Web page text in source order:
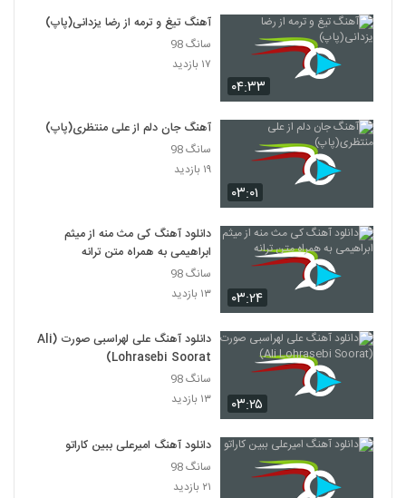
4837
دانلود آهنگ رد شو از دلم از میلاد اقبالی
آهنگ دیوونه از راما (جدید)(پاپ)
۲۸۶ بازدید
دانلود آهنگ محمد متین فقط تو
۲۴۷ بازدید
4840
دانلود آهنگ محسن عزتی دورت بگردم
مهرداد بیات آهنگ چه ساده
۲۴۷ بازدید
دانلود آهنگ تو رو دارم از علی لهراسبی به
همراه متن ترانه
۳۹۵ بازدید
محمد بابایی آهنگ بغض
۰۴:۳۳
آهنگ تیغ و ترمه از رضا یزدانی(پاپ)
سانگ 98
۱۷ بازدید
۰۳:۰۱
آهنگ جان دلم از علی منتظری(پاپ)
سانگ 98
۱۹ بازدید
۰۳:۲۴
دانلود آهنگ کی مث منه از میثم
ابراهیمی به همراه متن ترانه
سانگ 98
۱۳ بازدید
۰۳:۲۵
دانلود آهنگ علی لهراسبی صورت (Ali
Lohrasebi Soorat)
سانگ 98
۱۳ بازدید
دانلود آهنگ امیرعلی ببین کاراتو
سانگ 98
۲۱ بازدید